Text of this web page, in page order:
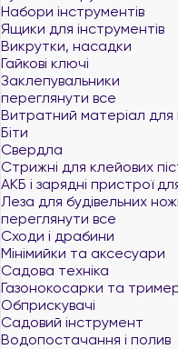
Набори інструментів
Ящики для інструментів
Викрутки, насадки
Гайкові ключі
Заклепувальники
переглянути все
Витратний матеріал
Біти
Свердла
Стрижні для клейових
АКБ і зарядні пристрої
Леза для будівельних
переглянути все
Сходи і драбини
Мінімийки та аксесуари
Садова техніка
Газонокосарки та
Обприскувачі
Садовий інструмент
Водопостачання і полив